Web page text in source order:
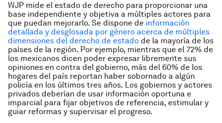
WJP mide el estado de derecho para proporcionar una
base independiente y objetiva a múltiples actores para
que puedan mejorarlo. Se dispone de información
detallada y desglosada por género acerca de múltiples
dimensiones del derecho de estado de la mayoría de los
países de la región. Por ejemplo, mientras que el 72% de
los mexicanos dicen poder expresar libremente sus
opiniones en contra del gobierno, más del 60% de los
hogares del país reportan haber sobornado a algún
policía en los últimos tres años. Los gobiernos y actores
privados deberían de usar información oportuna e
imparcial para fijar objetivos de referencia, estimular y
guiar reformas y supervisar el progreso.